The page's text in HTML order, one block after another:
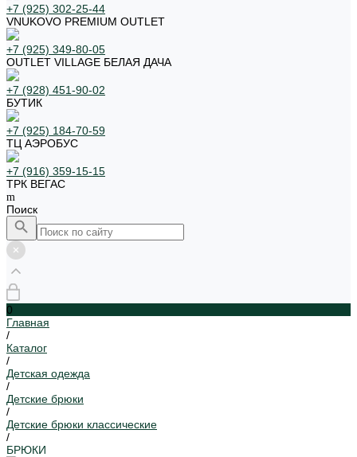
+7 (925) 302-25-44
VNUKOVO PREMIUM OUTLET
+7 (925) 349-80-05
OUTLET VILLAGE БЕЛАЯ ДАЧА
+7 (928) 451-90-02
БУТИК
+7 (925) 184-70-59
ТЦ АЭРОБУС
+7 (916) 359-15-15
ТРК ВЕГАС
Поиск
0
Главная
/
Каталог
/
Детская одежда
/
Детские брюки
/
Детские брюки классические
/
БРЮКИ